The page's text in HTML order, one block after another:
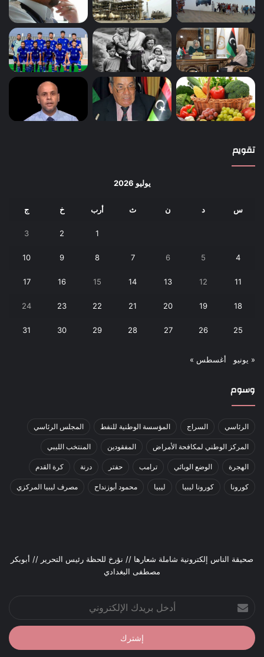
تقويم
يوليو 2026
س د ن ث أرب خ ج
1
2
3
4
5
6
7
8
9
10
11
12
13
14
15
16
17
18
19
20
21
22
23
24
25
26
27
28
29
30
31
« يونيو أغسطس »
وسوم
الرئاسي السراج المؤسسة الوطنية للنفط المجلس الرئاسي
المركز الوطني لمكافحة الأمراض المفقودين المنتخب الليبي
الهجرة الوضع الوبائي ترامب حفتر درنة كرة القدم
كورونا كورونا ليبيا ليبيا محمود أبوزنداح مصرف ليبيا المركزي
صحيقة الناس إلكترونية شاملة شعارها // نؤرخ للحظة رئيس التحرير // أبوبكر
مصطفى البغدادي
أدخل
بريدك
الإلكتروني